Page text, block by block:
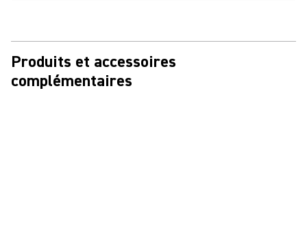
Produits et accessoires
complémentaires